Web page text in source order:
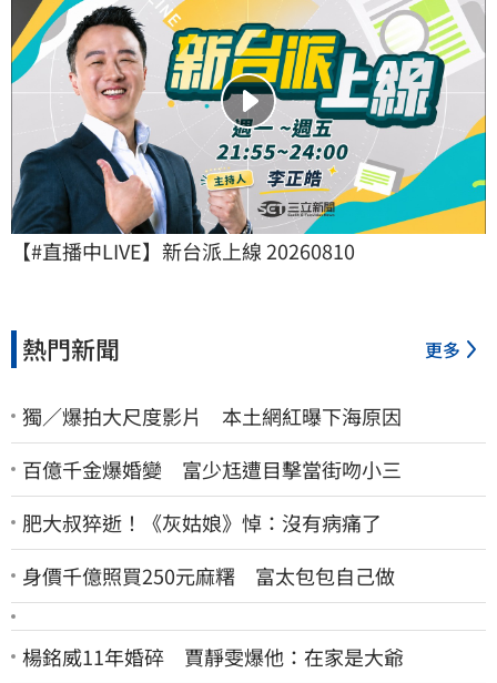
【#直播中LIVE】新台派上線 20260810
熱門新聞 更多
獨／爆拍大尺度影片 本土網紅曝下海原因
百億千金爆婚變 富少尪遭目擊當街吻小三
肥大叔猝逝！《灰姑娘》悼：沒有病痛了
身價千億照買250元麻糬 富太包包自己做
楊銘威11年婚碎 賈靜雯爆他：在家是大爺